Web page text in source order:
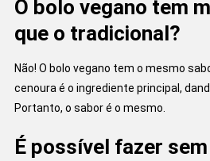
O bolo vegano tem
que o tradicional?
Não! O bolo vegano tem o mesmo
cenoura é o ingrediente principal,
Portanto, o sabor é o mesmo.
É possível fazer